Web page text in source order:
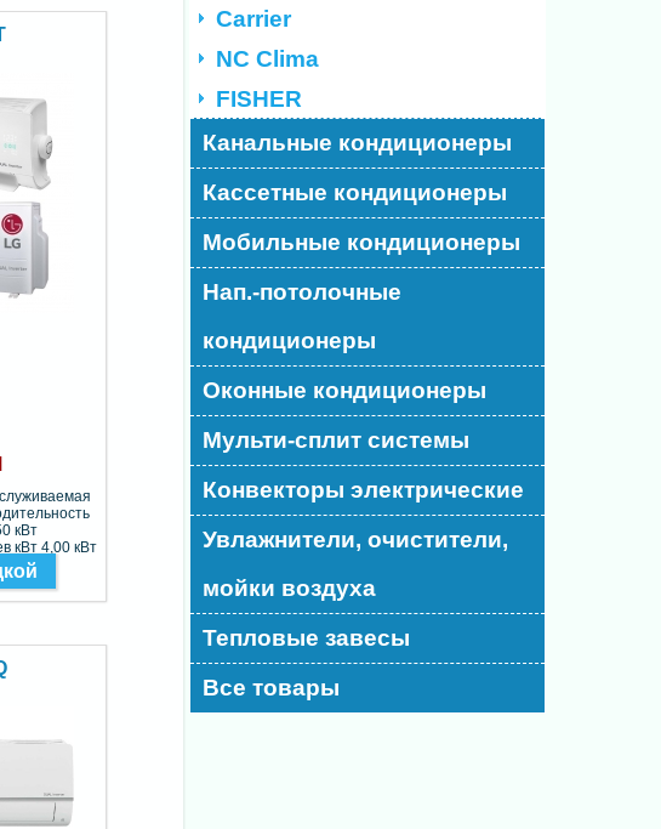
кВт
кВт 4,00 кВт
Carrier
NC Clima
FISHER
Канальные кондиционеры
Кассетные кондиционеры
Мобильные кондиционеры
Нап.-потолочные
кондиционеры
Оконные кондиционеры
Мульти-сплит системы
Конвекторы электрические
Увлажнители, очистители,
мойки воздуха
Тепловые завесы
Все товары